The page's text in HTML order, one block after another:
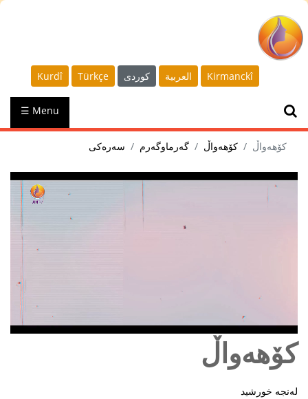
Kurdî Türkçe كوردى العربية Kirmanckî
☰ Menu
سەرەکی گەرماوگەرم کۆهەواڵ کۆهەواڵ
کۆهەواڵ
لەنجە خورشید